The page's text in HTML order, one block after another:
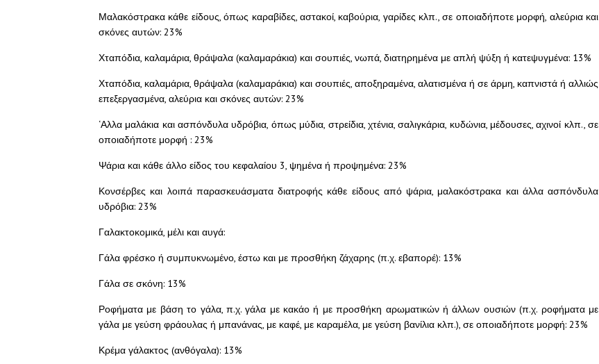
Μαλακόστρακα κάθε είδους, όπως καραβίδες, αστακοί, καβούρια, γαρίδες κλπ., σε οποιαδήποτε μορφή, αλεύρια και
σκόνες αυτών: 23%
Χταπόδια, καλαμάρια, θράψαλα (καλαμαράκια) και σουπιές, νωπά, διατηρημένα με απλή ψύξη ή κατεψυγμένα: 13%
Χταπόδια, καλαμάρια, θράψαλα (καλαμαράκια) και σουπιές, αποξηραμένα, αλατισμένα ή σε άρμη, καπνιστά ή αλλιώς
επεξεργασμένα, αλεύρια και σκόνες αυτών: 23%
‘Αλλα μαλάκια και ασπόνδυλα υδρόβια, όπως μύδια, στρείδια, χτένια, σαλιγκάρια, κυδώνια, μέδουσες, αχινοί κλπ., σε
οποιαδήποτε μορφή : 23%
Ψάρια και κάθε άλλο είδος του κεφαλαίου 3, ψημένα ή προψημένα: 23%
Κονσέρβες και λοιπά παρασκευάσματα διατροφής κάθε είδους από ψάρια, μαλακόστρακα και άλλα ασπόνδυλα
υδρόβια: 23%
Γαλακτοκομικά, μέλι και αυγά:
Γάλα φρέσκο ή συμπυκνωμένο, έστω και με προσθήκη ζάχαρης (π.χ. εβαπορέ): 13%
Γάλα σε σκόνη: 13%
Ροφήματα με βάση το γάλα, π.χ. γάλα με κακάο ή με προσθήκη αρωματικών ή άλλων ουσιών (π.χ. ροφήματα με
γάλα με γεύση φράουλας ή μπανάνας, με καφέ, με καραμέλα, με γεύση βανίλια κλπ.), σε οποιαδήποτε μορφή: 23%
Κρέμα γάλακτος (ανθόγαλα): 13%